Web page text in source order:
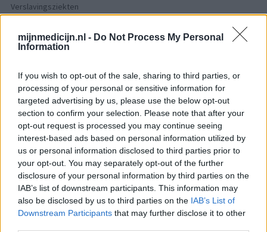
mijnmedicijn.nl - Do Not Process My Personal
Information
If you wish to opt-out of the sale, sharing to third parties, or
processing of your personal or sensitive information for
targeted advertising by us, please use the below opt-out
section to confirm your selection. Please note that after your
opt-out request is processed you may continue seeing
interest-based ads based on personal information utilized by
us or personal information disclosed to third parties prior to
your opt-out. You may separately opt-out of the further
disclosure of your personal information by third parties on the
IAB’s list of downstream participants. This information may
also be disclosed by us to third parties on the IAB’s List of
Downstream Participants that may further disclose it to other
Verslavingsziekten
Depressie - antidepressiva overig
Tramadol (939)
Thyrax Duotab (882)
Schildklier - hypothyroidie (traagwerkend)
Omeprazol (848)
Maagzuur - protonpompremmers
Metoprolol (817)
Bloeddruk - betablokkers
Lyrica (795)
Epilepsie
Furabid (735)